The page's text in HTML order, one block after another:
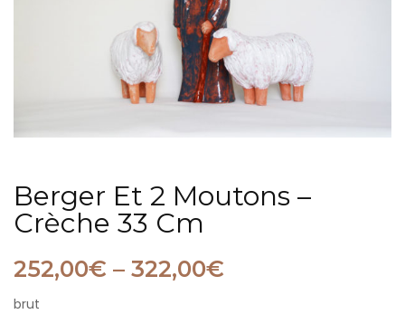
Berger Et 2 Moutons –
Crèche 33 Cm
252,00€ – 322,00€
brut